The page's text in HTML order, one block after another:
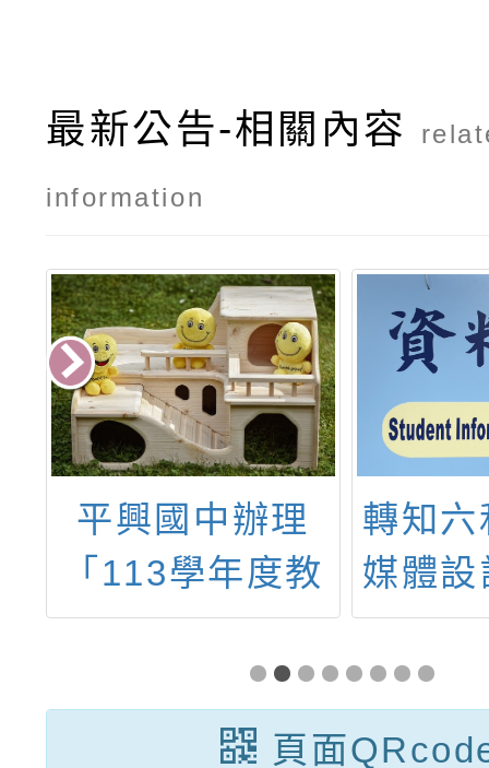
最新公告-相關內容
information
平興國中辦理
「113學年度教
育優先區親職教
育講座—成就孩
子的正向教養
轉知
媒體
114學
業展
展-亂
頁面